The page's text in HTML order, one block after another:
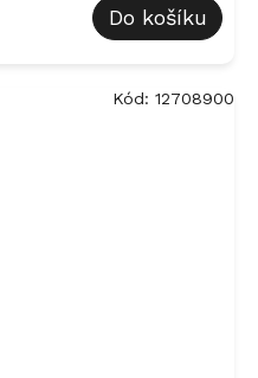
Do košíku
Kód: 12708900